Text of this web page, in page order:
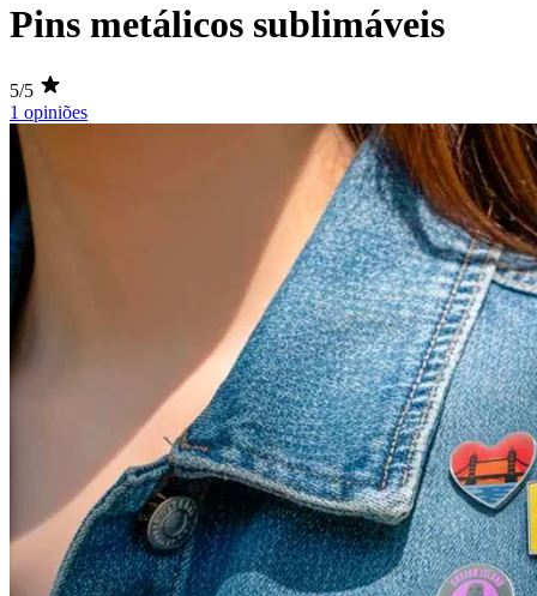
Pins metálicos sublimáveis
5/5
1 opiniões